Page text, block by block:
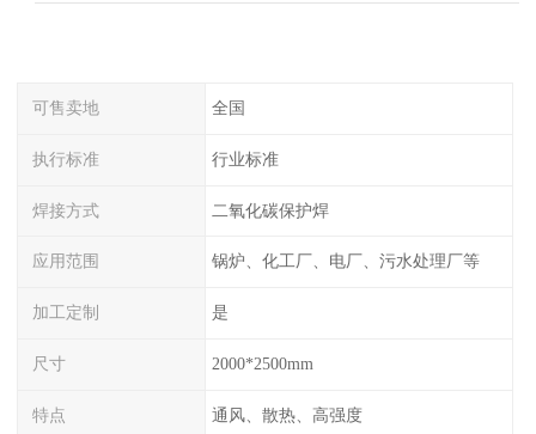
可售卖地 全国
执行标准 行业标准
焊接方式 二氧化碳保护焊
应用范围 锅炉、化工厂、电厂、污水处理厂等
加工定制 是
尺寸 2000*2500mm
特点 通风、散热、高强度